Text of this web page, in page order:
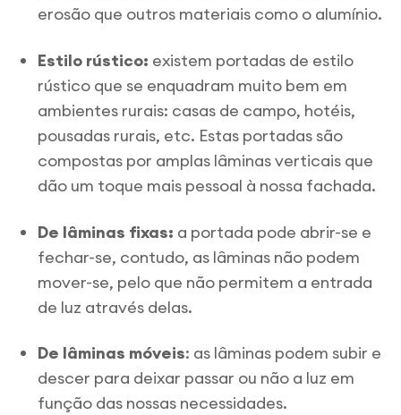
erosão que outros materiais como o alumínio.
Estilo rústico: existem portadas de estilo
rústico que se enquadram muito bem em
ambientes rurais: casas de campo, hotéis,
pousadas rurais, etc. Estas portadas são
compostas por amplas lâminas verticais que
dão um toque mais pessoal à nossa fachada.
De lâminas fixas: a portada pode abrir-se e
fechar-se, contudo, as lâminas não podem
mover-se, pelo que não permitem a entrada
de luz através delas.
De lâminas móveis: as lâminas podem subir e
descer para deixar passar ou não a luz em
função das nossas necessidades.